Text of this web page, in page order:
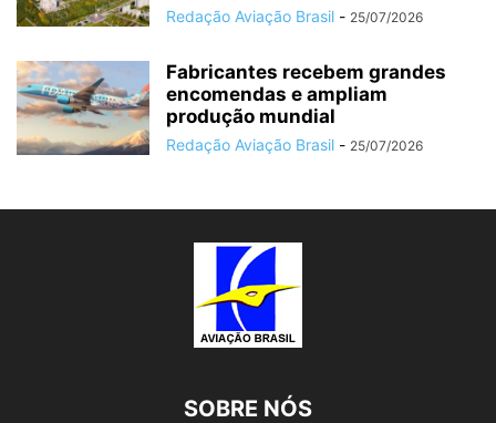
Redação Aviação Brasil - 25/07/2026
Fabricantes recebem grandes
encomendas e ampliam
produção mundial
Redação Aviação Brasil - 25/07/2026
SOBRE NÓS